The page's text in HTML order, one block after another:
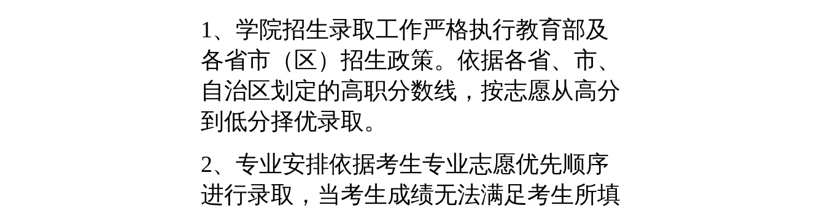
1、学院招生录取工作严格执行教育部及
各省市（区）招生政策。依据各省、市、
自治区划定的高职分数线，按志愿从高分
到低分择优录取。
2、专业安排依据考生专业志愿优先顺序
进行录取，当考生成绩无法满足考生所填